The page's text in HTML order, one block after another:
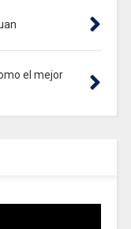
el mejor